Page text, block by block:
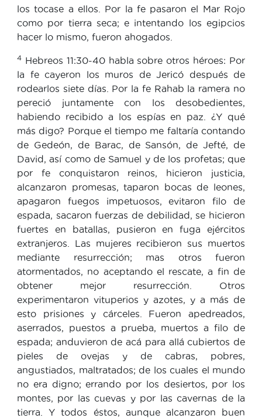
los tocase a ellos. Por la fe pasaron el Mar Rojo
como por tierra seca; e intentando los egipcios
hacer lo mismo, fueron ahogados.
4 Hebreos 11:30-40 habla sobre otros héroes: Por
la fe cayeron los muros de Jericó después de
rodearlos siete días. Por la fe Rahab la ramera no
pereció juntamente con los desobedientes,
habiendo recibido a los espías en paz. ¿Y qué
más digo? Porque el tiempo me faltaría contando
de Gedeón, de Barac, de Sansón, de Jefté, de
David, así como de Samuel y de los profetas; que
por fe conquistaron reinos, hicieron justicia,
alcanzaron promesas, taparon bocas de leones,
apagaron fuegos impetuosos, evitaron filo de
espada, sacaron fuerzas de debilidad, se hicieron
fuertes en batallas, pusieron en fuga ejércitos
extranjeros. Las mujeres recibieron sus muertos
mediante resurrección; mas otros fueron
atormentados, no aceptando el rescate, a fin de
obtener mejor resurrección. Otros
experimentaron vituperios y azotes, y a más de
esto prisiones y cárceles. Fueron apedreados,
aserrados, puestos a prueba, muertos a filo de
espada; anduvieron de acá para allá cubiertos de
pieles de ovejas y de cabras, pobres,
angustiados, maltratados; de los cuales el mundo
no era digno; errando por los desiertos, por los
montes, por las cuevas y por las cavernas de la
tierra. Y todos éstos, aunque alcanzaron buen